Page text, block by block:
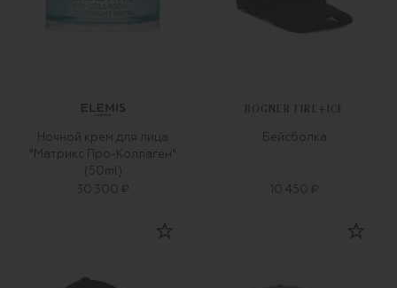
Ночной крем для лица
"Матрикс Про-Коллаген"
(50ml)
30 300 ₽
BOGNER FIRE+ICE
Бейсболка
10 450 ₽